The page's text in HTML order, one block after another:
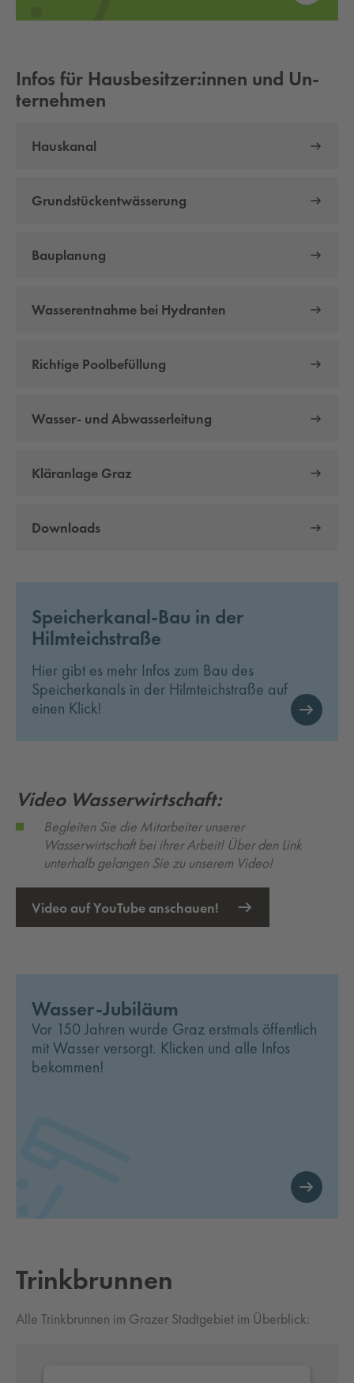
Infos für Hausbesitzer:innen und Un­
ter­neh­men
Hauskanal
Grundstückentwässerung
Bauplanung
Wasserentnahme bei Hydranten
Richtige Poolbefüllung
Wasser- und Abwasserleitung
Kläranlage Graz
Downloads
Speicherkanal-Bau in der
Hilmteichstraße
Hier gibt es mehr Infos zum Bau des
Speicherkanals in der Hilmteichstraße auf
einen Klick!
Video Wasserwirtschaft:
Begleiten Sie die Mitarbeiter unserer
Wasserwirtschaft bei ihrer Arbeit! Über den Link
unterhalb gelangen Sie zu unserem Video!
Video auf YouTube anschauen!
Externer Link öffnet eine neue Registerkarte
Wasser-Jubiläum
Vor 150 Jahren wurde Graz erstmals öffentlich
mit Wasser versorgt. Klicken und alle Infos
bekommen!
Trink­brun­nen
Alle Trinkbrunnen im Grazer Stadtgebiet im Überblick: